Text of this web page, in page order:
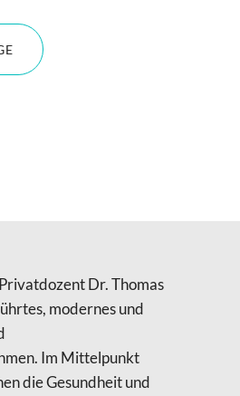
Dr. Thomas
modernes und
Im Mittelpunkt
die Gesundheit und